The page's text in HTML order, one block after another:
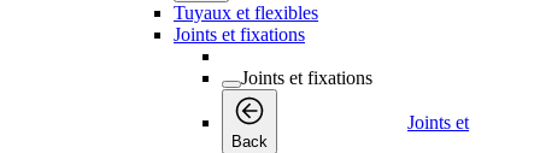
Tuyaux et flexibles
Joints et fixations
Joints et fixations
Back
Joints et